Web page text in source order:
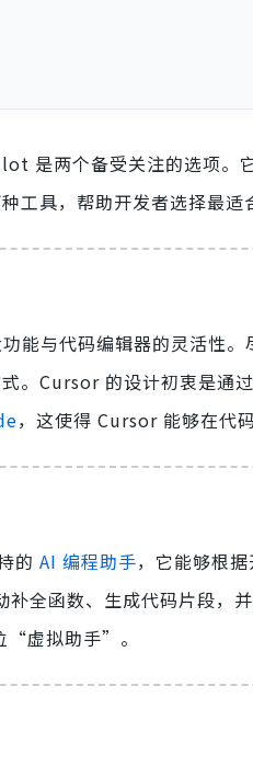
是两个备受关注的选项。
工具，帮助开发者选择最适
能与代码编辑器的灵活性
。Cursor 的设计初衷是通
，这使得 Cursor 能够在代
的 AI 编程助手，它能够根
全函数、生成代码片段，
“虚拟助手”。